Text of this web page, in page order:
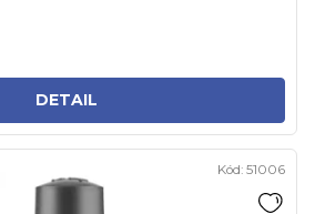
DETAIL
Kód: 51006